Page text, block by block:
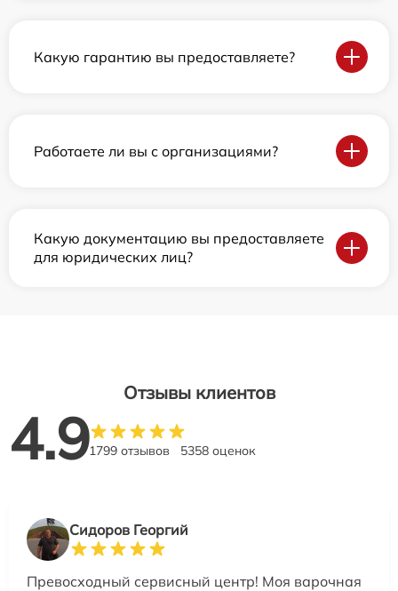
Какую гарантию вы предоставляете?
Работаете ли вы с организациями?
Какую документацию вы предоставляете
для юридических лиц?
Отзывы клиентов
4.91799 отзывов 5358 оценок
Сидоров Георгий
Превосходный сервисный центр! Моя варочная